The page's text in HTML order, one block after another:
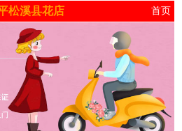
松溪县花店 首页